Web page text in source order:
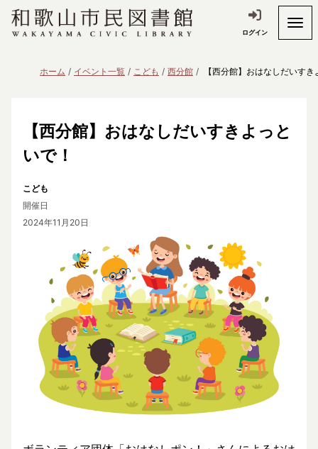
ログイン
ホーム イベント一覧 こども 西分館 【西分館】おはなしだいす
【西分館】おはなしだいすきよっと
いで！
こども
開催日
2024年11月20日